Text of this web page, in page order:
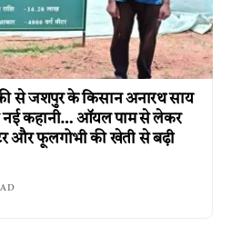
से जशपुर के किसान अनारथ साय
नई कहानी… ऑयल पाम से लेकर
और फूलगोभी की खेती से बढ़ी